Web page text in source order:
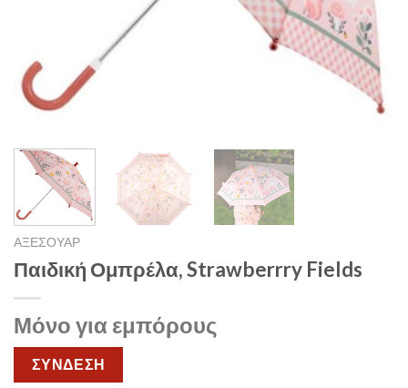
ΑΞΕΣΟΥΑΡ
Παιδική Ομπρέλα, Strawberrry Fields
Μόνο για εμπόρους
ΣΥΝΔΕΣΗ